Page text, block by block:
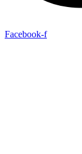
Facebook-f